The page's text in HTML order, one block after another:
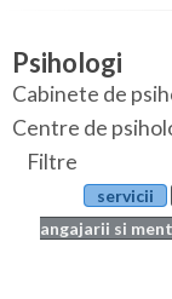
Bihor
Bistrita-Nasaud
Botosani
Braila
Specialitati
Servicii
Articole
Evenimente
Psihologi
Cabinete de
Centre de
Filtre
servicii
angajarii si